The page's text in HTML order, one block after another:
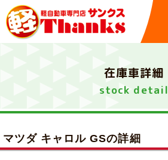
在庫車詳細
stock detail
マツダ キャロル GSの詳細